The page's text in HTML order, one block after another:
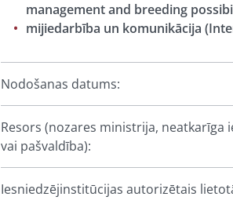
management and breeding
mijiedarbība un komunikācija
Nodošanas datums:
Resors (nozares ministrija, neatkarīga
vai pašvaldība):
Iesniedzējinstitūcijas autorizētais